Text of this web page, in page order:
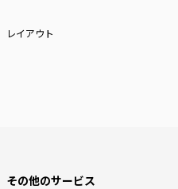
レイアウト
その他のサービス